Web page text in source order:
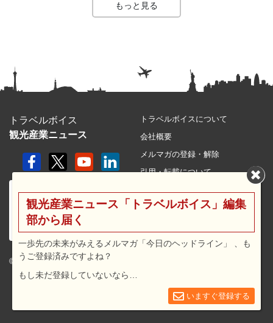
もっと見る
トラベルボイス
観光産業ニュース
© 2026 travel voice.
トラベルボイスについて
会社概要
メルマガの登録・解除
引用・転載について
利用規約
広告メニュー・料金
観光産業ニュース「トラベルボイス」編集
部から届く
一歩先の未来がみえるメルマガ「今日のヘッドライン」 、も
うご登録済みですよね？
もし未だ登録していないなら…
いますぐ登録する